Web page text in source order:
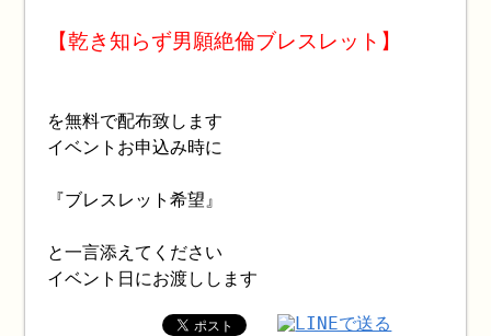
【乾き知らず男願絶倫ブレスレット】
を無料で配布致します
イベントお申込み時に
『ブレスレット希望』
と一言添えてください
イベント日にお渡しします